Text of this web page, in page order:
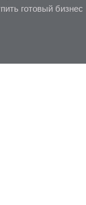
готовый бизнес